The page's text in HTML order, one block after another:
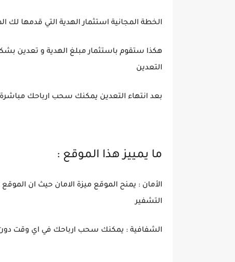
الخطة المجانية استثمار الهدية التي قدمها لك
هكذا ستقوم باستثمار مبلغ الهدية و تعدين
التعدين
بعد انتهاء التعدين يمكنك سحب ارباحك
ما يمييز هذا الموقع :
الأمان : يمنح الموقع ميزة الامان حيث ان
التشفير
الشفافية : يمكنك سحب ارباحك في اي وقت